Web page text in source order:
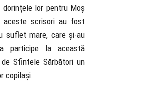
lor pentru Moș
aceste scrisori au fost
suflet mare, care și-au
participe la această
Sfintele Sărbători un
copilași.